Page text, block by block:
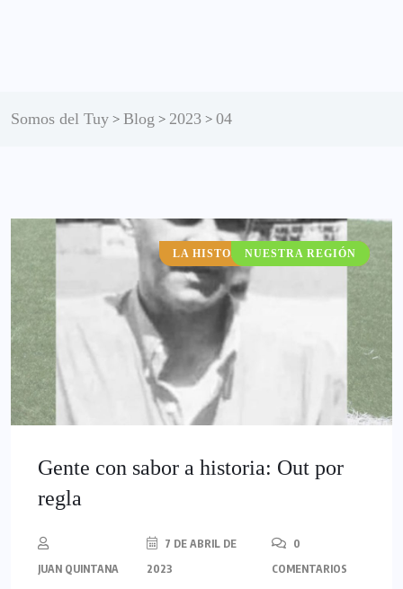
Somos del Tuy > Blog > 2023 > 04
LA HISTORIA POCO CONTADA
NUESTRA REGIÓN
Gente con sabor a historia: Out por
regla
JUAN QUINTANA
7 DE ABRIL DE
2023
0
COMENTARIOS